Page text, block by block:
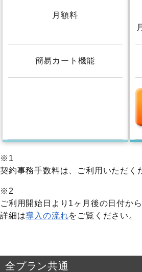
月額料
簡易カート機能
※1
契約事務手数料は、ご利用いただく
※2
ご利用開始日より1ヶ月後の日付か
詳細は導入の流れをご覧ください。
全プラン共通